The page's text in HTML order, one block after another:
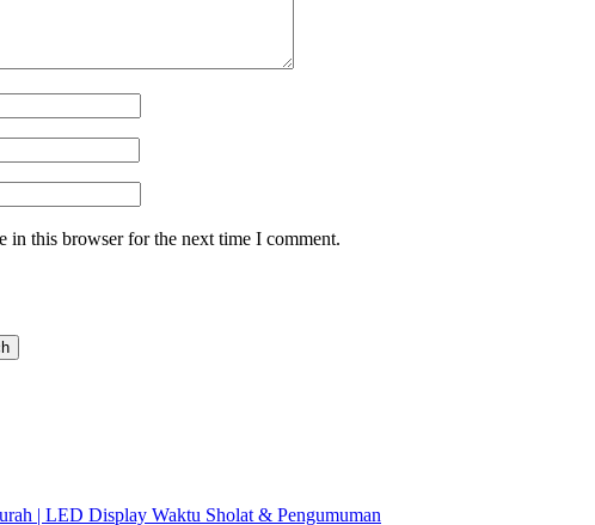
in this browser for the next time I comment.
| LED Display Waktu Sholat & Pengumuman